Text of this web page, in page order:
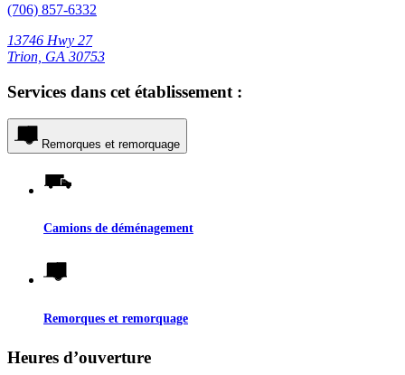
(706) 857-6332
13746 Hwy 27
Trion, GA 30753
Services dans cet établissement :
Remorques et remorquage
Camions de déménagement
Remorques et remorquage
Heures d’ouverture